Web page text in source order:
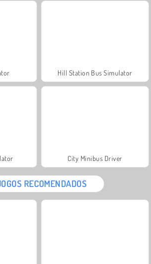
Hill Station Bus Simulator
City Minibus Driver
RECOMENDADOS